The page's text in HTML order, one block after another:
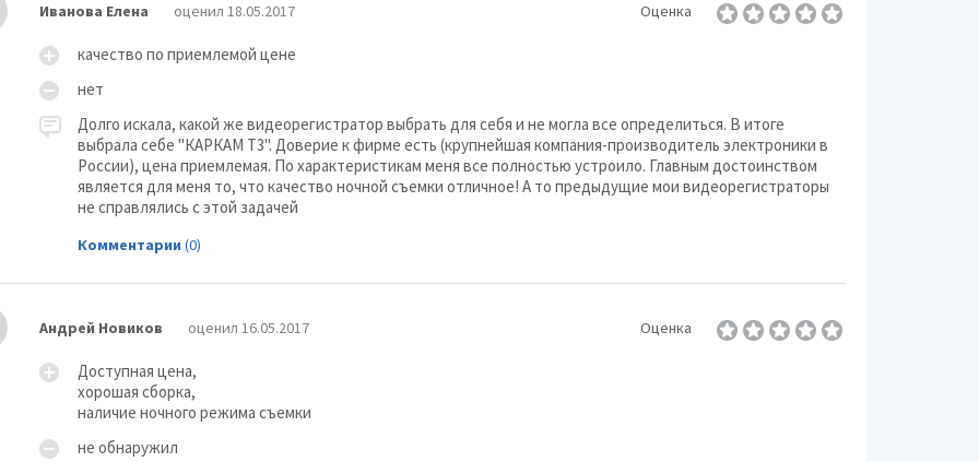
Иванова Елена оценил 18.05.2017 Оценка
качество по приемлемой цене
нет
Долго искала, какой же видеорегистратор выбрать для себя и не могла все определиться. В итоге
выбрала себе "КАРКАМ Т3". Доверие к фирме есть (крупнейшая компания-производитель электроники в
России), цена приемлемая. По характеристикам меня все полностью устроило. Главным достоинством
является для меня то, что качество ночной съемки отличное! А то предыдущие мои видеорегистраторы
не справлялись с этой задачей
Комментарии (0)
Андрей Новиков оценил 16.05.2017 Оценка
Доступная цена,
хорошая сборка,
наличие ночного режима съемки
не обнаружил